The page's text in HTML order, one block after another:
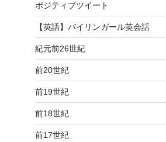
ポジティブツイート
【英語】バイリンガール英会話
紀元前26世紀
前20世紀
前19世紀
前18世紀
前17世紀